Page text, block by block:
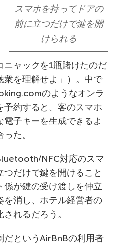
スマホを持ってドアの
前に立つだけで鍵を開
けられる
ニャックを1瓶賭けたのだ
衆を理解せよ」）。中で
のようなオンラ
予約すると、客のスマホ
子キーを生成できるよ
た。
NFC対応のスマ
だけで鍵を開けること
係が鍵の受け渡しを仲立
を消し、ホテル経営者の
れるだろう。
だというAirBnBの利用者